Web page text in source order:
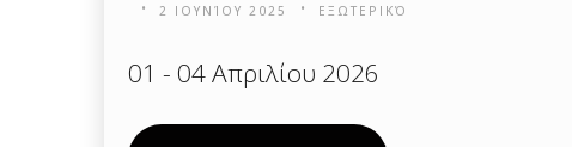
2 ΙΟΥΝΊΟΥ 2025 ΕΞΩΤΕΡΙΚΌ
01 - 04 Απριλίου 2026